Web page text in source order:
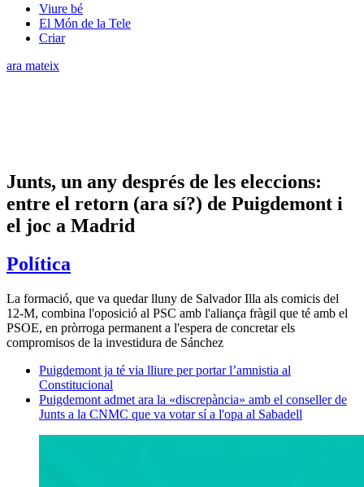
Viure bé
El Món de la Tele
Criar
ara mateix
Junts, un any després de les eleccions:
entre el retorn (ara sí?) de Puigdemont i
el joc a Madrid
Política
La formació, que va quedar lluny de Salvador Illa als comicis del
12-M, combina l'oposició al PSC amb l'aliança fràgil que té amb el
PSOE, en pròrroga permanent a l'espera de concretar els
compromisos de la investidura de Sánchez
Puigdemont ja té via lliure per portar l’amnistia al
Constitucional
Puigdemont admet ara la «discrepància» amb el conseller de
Junts a la CNMC que va votar sí a l'opa al Sabadell